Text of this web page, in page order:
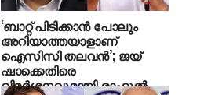
‘ബാറ്റ് പിടിക്കാൻ പോലും
അറിയാത്തയാളാണ്
ഐസിസി തലവൻ’; ജയ്
ഷാക്കെതിരെ
വിമർശനവുമായി രാഹുൽ